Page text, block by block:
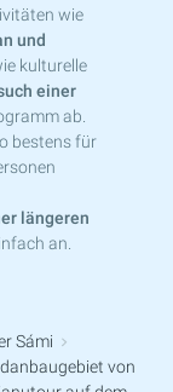
wie
und
kulturelle
einer
ab.
bestens für
längeren
an.
Sámi
von